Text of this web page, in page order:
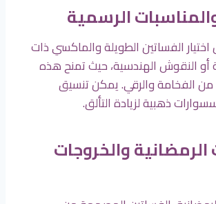
الرسمية
الفساتين الطويلة والماكسي ذات
أو النقوش الهندسية، حيث تمنح هذه
الفخامة والرقي. يمكن تنسيق
ذهبية لزيادة التألق.
الرمضانية والخروجات